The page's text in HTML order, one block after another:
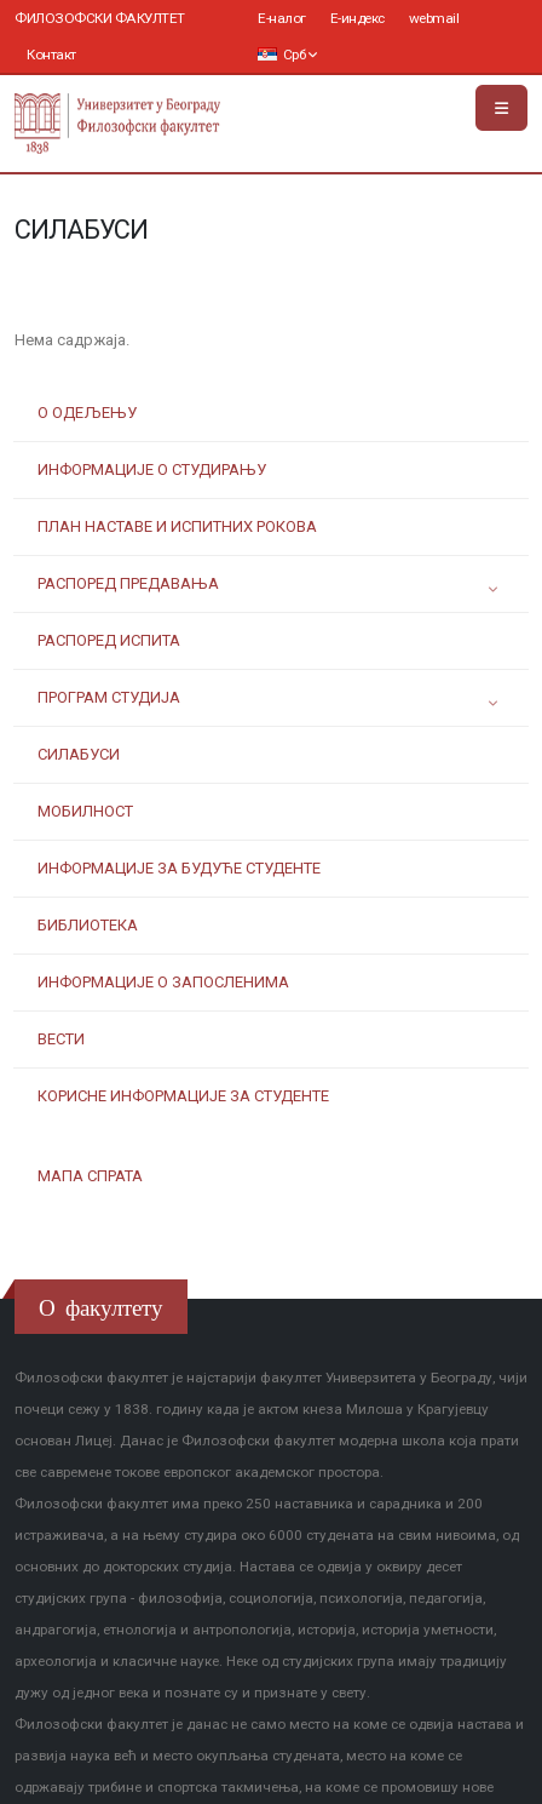
ФИЛОЗОФСКИ ФАКУЛТЕТ
Контакт
Е-налог Е-индекс webmail
Срб
СИЛАБУСИ
О ОДЕЉЕЊУ
ИНФОРМАЦИЈЕ О СТУДИРАЊУ
ПЛАН НАСТАВЕ И ИСПИТНИХ РОКОВА
РАСПОРЕД ПРЕДАВАЊА
РАСПОРЕД ИСПИТА
ПРОГРАМ СТУДИЈА
СИЛАБУСИ
МОБИЛНОСТ
ИНФОРМАЦИЈЕ ЗА БУДУЋЕ СТУДЕНТЕ
БИБЛИОТЕКА
ИНФОРМАЦИЈЕ О ЗАПОСЛЕНИМА
ВЕСТИ
КОРИСНЕ ИНФОРМАЦИЈЕ ЗА СТУДЕНТЕ
МАПА СПРАТА
Нема садржаја.
О факултету
Филозофски факултет је најстарији факултет Универзитета у Београду, чији
почеци сежу у 1838. годину када је актом кнеза Милоша у Крагујевцу
основан Лицеј. Данас је Филозофски факултет модерна школа која прати
све савремене токове европског академског простора.
Филозофски факултет има преко 250 наставника и сарадника и 200
истраживача, а на њему студира око 6000 студената на свим нивоима, од
основних до докторских студија. Настава се одвија у оквиру десет
студијских група - филозофија, социологија, психологија, педагогија,
андрагогија, етнологија и антропологија, историја, историја уметности,
археологија и класичне науке. Неке од студијских група имају традицију
дужу од једног века и познате су и признате у свету.
Филозофски факултет је данас не само место на коме се одвија настава и
развија наука већ и место окупљања студената, место на коме се
одржавају трибине и спортска такмичења, на коме се промовишу нове